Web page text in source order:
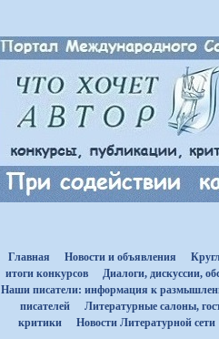
Главная Новости и объявления
итоги конкурсов
Диалоги, дискуссии,
Наши писатели: информация к
писателей
Литературные салоны,
критики
Новости Литературной сети